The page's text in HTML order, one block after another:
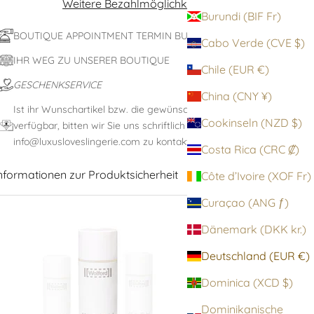
Burundi (BIF Fr)
Cabo Verde (CVE $)
Chile (EUR €)
China (CNY ¥)
Cookinseln (NZD $)
Costa Rica (CRC ₡)
Côte d’Ivoire (XOF Fr)
Curaçao (ANG ƒ)
Dänemark (DKK kr.)
Deutschland (EUR €)
Dominica (XCD $)
Dominikanische
Weitere Bezahlmöglichkeiten
BOUTIQUE APPOINTMENT TERMIN BUCHEN
IHR WEG ZU UNSERER BOUTIQUE
GESCHENKSERVICE
Ist ihr Wunschartikel bzw. die gewünschte Größe nicht
verfügbar, bitten wir Sie uns schriftlich unter:
info@luxusloveslingerie.com zu kontaktieren
zur Produktsicherheit